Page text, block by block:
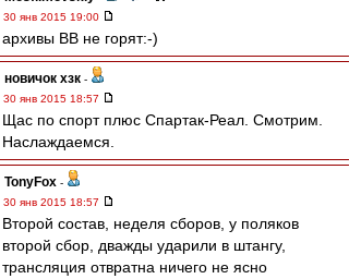
30 янв 2015 19:00
архивы ВВ не горят:-)
новичок хзк -
30 янв 2015 18:57
Щас по спорт плюс Спартак-Реал. Смотрим.
Наслаждаемся.
TonyFox -
30 янв 2015 18:57
Второй состав, неделя сборов, у поляков
второй сбор, дважды ударили в штангу,
трансляция отвратна ничего не ясно